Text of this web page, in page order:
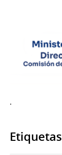
.
Etiquetas